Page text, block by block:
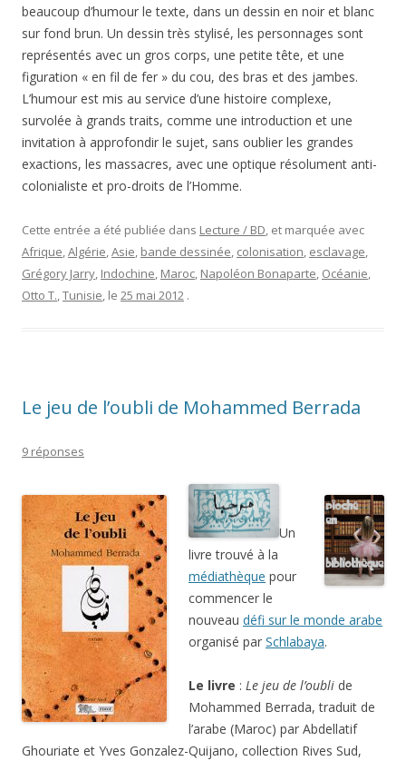
beaucoup d’humour le texte, dans un dessin en noir et blanc
sur fond brun. Un dessin très stylisé, les personnages sont
représentés avec un gros corps, une petite tête, et une
figuration « en fil de fer » du cou, des bras et des jambes.
L’humour est mis au service d’une histoire complexe,
survolée à grands traits, comme une introduction et une
invitation à approfondir le sujet, sans oublier les grandes
exactions, les massacres, avec une optique résolument anti-
colonialiste et pro-droits de l’Homme.
Cette entrée a été publiée dans Lecture / BD, et marquée avec
Afrique,Algérie,Asie, bande dessinée, colonisation, esclavage,
Grégory Jarry, Indochine, Maroc, Napoléon Bonaparte, Océanie,
Otto T.,Tunisie, le 25 mai 2012 .
Le jeu de l’oubli de Mohammed Berrada
9 réponses
Un
livre trouvé à la
médiathèque pour
commencer le
nouveau défi sur le monde arabe
organisé par Schlabaya.
Le livre : Le jeu de l’oubli de
Mohammed Berrada, traduit de
l’arabe (Maroc) par Abdellatif
Ghouriate et Yves Gonzalez-Quijano, collection Rives Sud,